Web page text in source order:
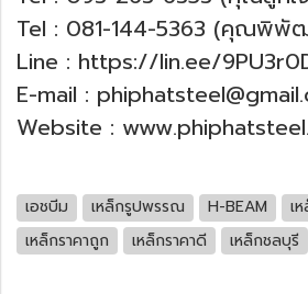
Tel : 081-144-5363 (คุณพิพั
Line : https://lin.ee/
E-mail :
Website :
เอชบีม เหล็กรูปพรรณ H-BEAM เ
เหล็กราคาถูก
เหล็กราคาดี เหล็กชลบุรี